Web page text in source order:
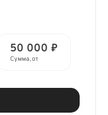
50 000 ₽
Сумма, от